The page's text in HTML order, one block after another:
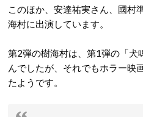
このほか、安達祐実さん、國村
海村に出演しています。
第2弾の樹海村は、第1弾の「犬
んでしたが、それでもホラー映
たようです。